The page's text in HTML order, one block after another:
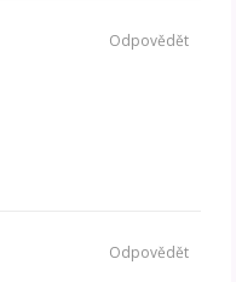
Odpovědět
Odpovědět